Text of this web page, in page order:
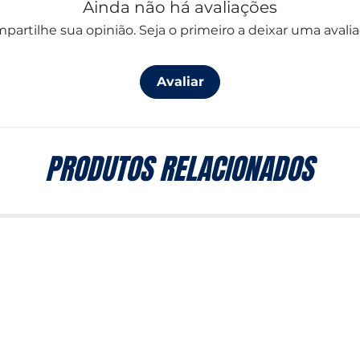
Ainda não há avaliações
sua opinião. Seja o primeiro a deixar uma
Avaliar
PRODUTOS RELACIONADOS